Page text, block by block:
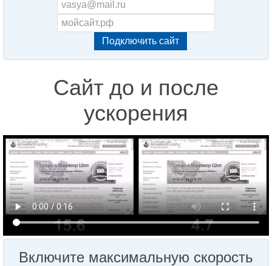
Сайт до и после
ускорения
Включите максимальную скорость